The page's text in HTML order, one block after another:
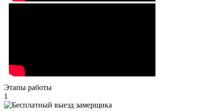
Этапы работы
1